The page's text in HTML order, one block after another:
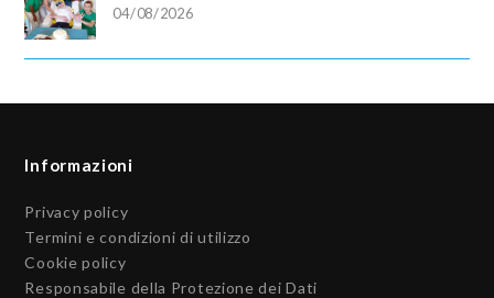
04/08/2026
Informazioni
Privacy policy
Termini e condizioni di utilizzo
Cookie policy
Responsabile della Protezione dei Dati